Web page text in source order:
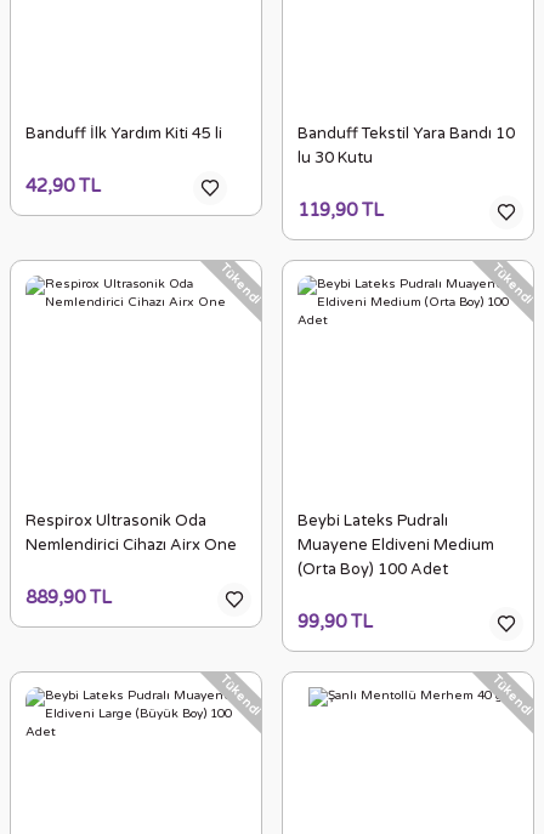
Banduff İlk Yardım Kiti 45 li
42,90 TL
Banduff Tekstil Yara Bandı 10
lu 30 Kutu
119,90 TL
Tükendi
Respirox Ultrasonik Oda
Nemlendirici Cihazı Airx One
889,90 TL
Tükendi
Beybi Lateks Pudralı
Muayene Eldiveni Medium
(Orta Boy) 100 Adet
99,90 TL
Tükendi Tükendi